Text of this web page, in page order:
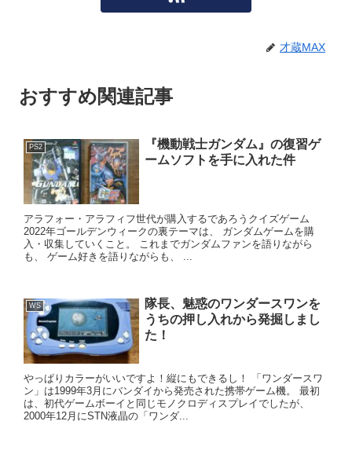
才蔵MAX
おすすめ関連記事
PS2
『機動戦士ガンダム』の復習ゲ
ームソフトを手に入れた件
アラフォー・アラフィフ世代が購入するであろうクイズゲーム
2022年ゴールデンウィークの裏テーマは、 ガンダムゲームを購
入・収集していくこと。 これまでガンダムファンを語りながら
も、 ゲーム好きを語りながらも、 ...
WS
隊長、魅惑のワンダースワンを
うちの押し入れから発掘しまし
た！
やっぱりカラーがいいですよ！縦にもできるし！ 「ワンダースワ
ン」は1999年3月にバンダイから発売された携帯ゲーム機。 最初
は、初代ゲームボーイと同じモノクロディスプレイでしたが、
2000年12月にSTN液晶の「ワンダ...